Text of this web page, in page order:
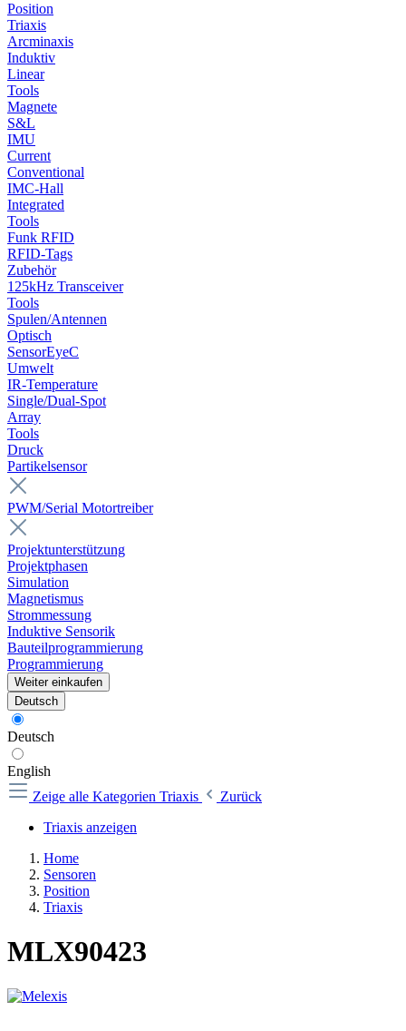
Position
Triaxis
Arcminaxis
Induktiv
Linear
Tools
Magnete
S&L
IMU
Current
Conventional
IMC-Hall
Integrated
Tools
Funk RFID
RFID-Tags
Zubehör
125kHz Transceiver
Tools
Spulen/Antennen
Optisch
SensorEyeC
Umwelt
IR-Temperature
Single/Dual-Spot
Array
Tools
Druck
Partikelsensor
PWM/Serial Motortreiber
Projektunterstützung
Projektphasen
Simulation
Magnetismus
Strommessung
Induktive Sensorik
Bauteilprogrammierung
Programmierung
Weiter einkaufen
Deutsch
Deutsch
English
Zeige alle Kategorien Triaxis
Zurück
Triaxis anzeigen
Home
Sensoren
Position
Triaxis
MLX90423